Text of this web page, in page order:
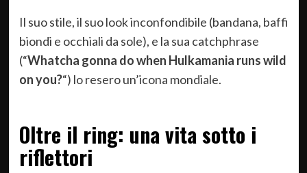
Il suo stile, il suo look inconfondibile (bandana, baffi
biondi e occhiali da sole), e la sua catchphrase
(“Whatcha gonna do when Hulkamania runs wild
on you?“) lo resero un’icona mondiale.
Oltre il ring: una vita sotto i
riflettori